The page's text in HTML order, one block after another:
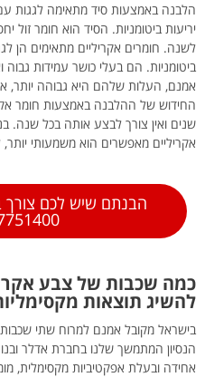
הלבנה באמצעות סיד מתאימה לגגות
יריעות ביטומניות. הסיד הוא חומר
לשנה. חומרים אקריליים מתאימים הן
ביטומניות. הם בעלי כושר עמידות
אמנם, העלות שלהם היא גבוהה יותר,
החידוש של ההלבנה באמצעות חומר
שנים ואין צורך לבצע אותה בכל שנה.
אקריליים מאפשרים הוא משמעותי
הבנתם שיש לכם צורך
כמה שכבות של צבע
להשיג תוצאות
בישראל מקובל אמנם למרוח שתי
הנסיון המתמשך שלנו בחברת אדלר
אחידה ובעלת אפקטיביות מקסימלית,